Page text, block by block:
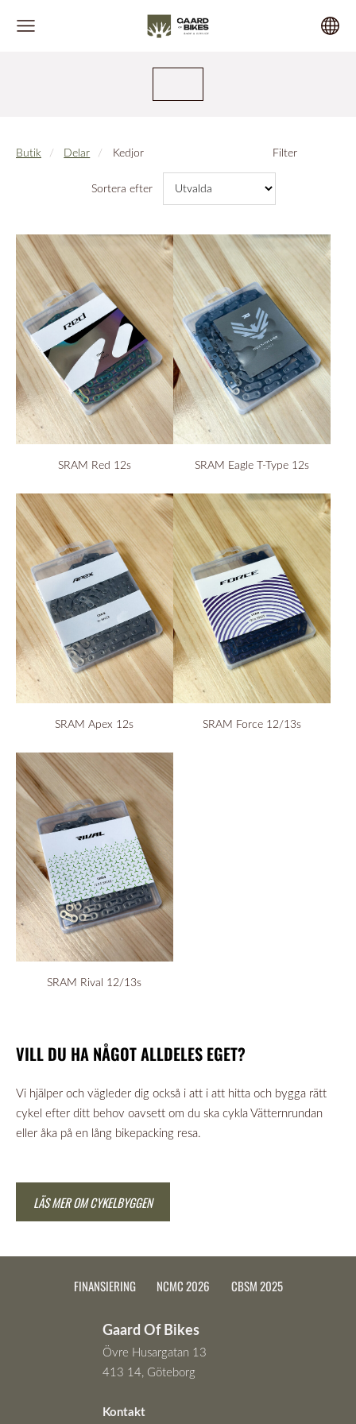
VILL DU HA NÅGOT ALLDELES EGET?
Vi hjälper och vägleder dig också i att i att hitta och bygga rätt
cykel efter ditt behov oavsett om du ska cykla Vätternrundan
eller åka på en lång bikepacking resa.
LÄS MER OM CYKELBYGGEN
Butik Delar Kedjor Filter
Sortera efter
SRAM Red 12s SRAM Eagle T-Type 12s
SRAM Apex 12s SRAM Force 12/13s
SRAM Rival 12/13s
FINANSIERING NCMC 2026 CBSM 2025
Gaard Of Bikes
Övre Husargatan 13
413 14, Göteborg
Kontakt